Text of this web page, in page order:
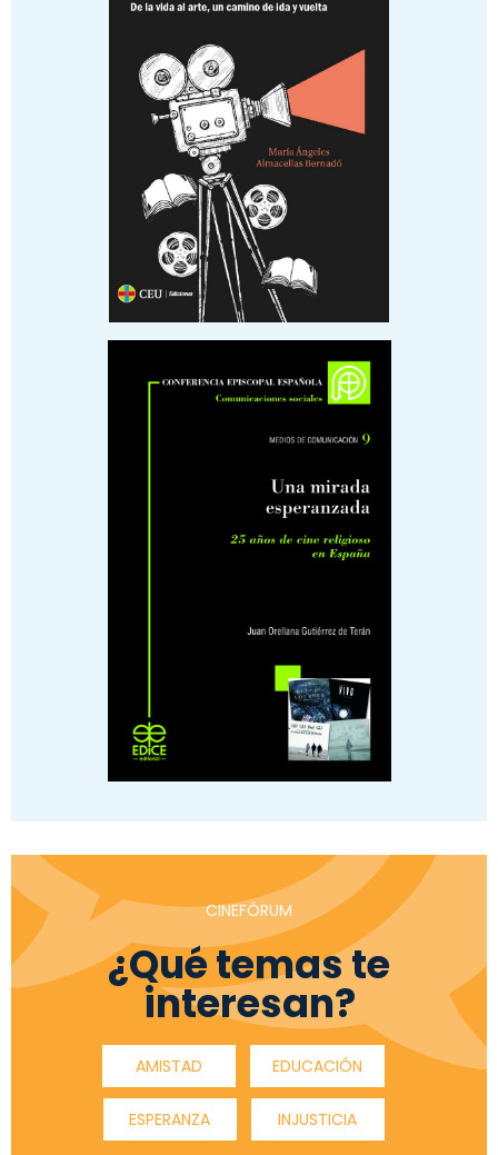
CINEFÓRUM
¿Qué temas te
interesan?
AMISTAD EDUCACIÓN
ESPERANZA INJUSTICIA